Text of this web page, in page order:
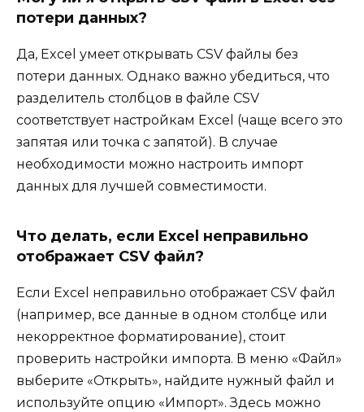
потери данных?
Да, Excel умеет открывать CSV файлы без
потери данных. Однако важно убедиться, что
разделитель столбцов в файле CSV
соответствует настройкам Excel (чаще всего это
запятая или точка с запятой). В случае
необходимости можно настроить импорт
данных для лучшей совместимости.
Что делать, если Excel неправильно
отображает CSV файл?
Если Excel неправильно отображает CSV файл
(например, все данные в одном столбце или
некорректное форматирование), стоит
проверить настройки импорта. В меню «Файл»
выберите «Открыть», найдите нужный файл и
используйте опцию «Импорт». Здесь можно